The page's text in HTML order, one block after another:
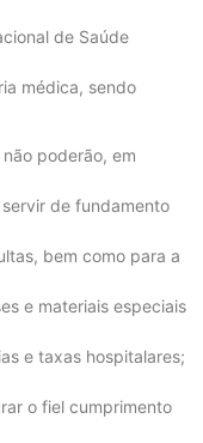
de Saúde
médica, sendo
poderão, em
de fundamento
bem como para a
e materiais especiais
e taxas hospitalares;
o fiel cumprimento